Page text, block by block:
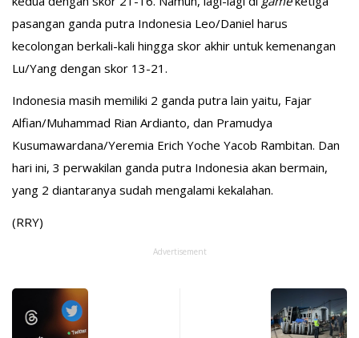
pasangan ganda putra Indonesia Leo/Daniel harus
kecolongan berkali-kali hingga skor akhir untuk kemenangan
Lu/Yang dengan skor 13-21.
Indonesia masih memiliki 2 ganda putra lain yaitu, Fajar
Alfian/Muhammad Rian Ardianto, dan Pramudya
Kusumawardana/Yeremia Erich Yoche Yacob Rambitan. Dan
hari ini, 3 perwakilan ganda putra Indonesia akan bermain,
yang 2 diantaranya sudah mengalami kekalahan.
(RRY)
Advertisement